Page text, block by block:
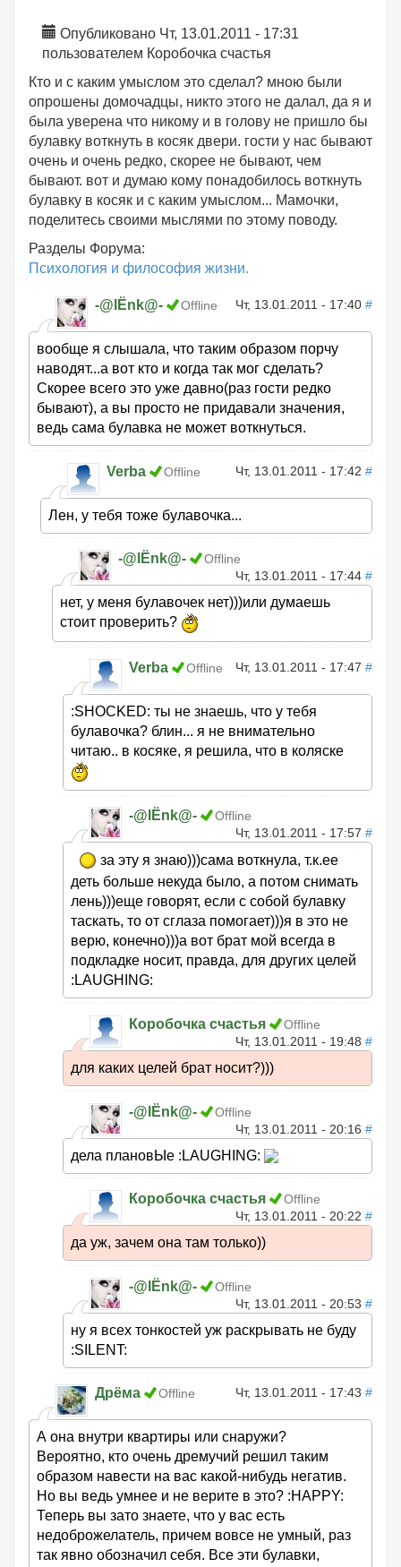
Опубликовано Чт, 13.01.2011 - 17:31
пользователем Коробочка счастья
Кто и с каким умыслом это сделал? мною были
опрошены домочадцы, никто этого не далал, да я и
была уверена что никому и в голову не пришло бы
булавку воткнуть в косяк двери. гости у нас бывают
очень и очень редко, скорее не бывают, чем
бывают. вот и думаю кому понадобилось воткнуть
булавку в косяк и с каким умыслом... Мамочки,
поделитесь своими мыслями по этому поводу.
Разделы Форума:
Психология и философия жизни.
-@lЁnk@- Offline Чт, 13.01.2011 - 17:40 #
вообще я слышала, что таким образом порчу
наводят...а вот кто и когда так мог сделать?
Скорее всего это уже давно(раз гости редко
бывают), а вы просто не придавали значения,
ведь сама булавка не может воткнуться.
Verba Offline Чт, 13.01.2011 - 17:42 #
Лен, у тебя тоже булавочка...
-@lЁnk@-
Offline
Чт, 13.01.2011 - 17:44 #
нет, у меня булавочек нет)))или думаешь
стоит проверить?
Verba Offline Чт, 13.01.2011 - 17:47 #
:SHOCKED: ты не знаешь, что у тебя
булавочка? блин... я не внимательно
читаю.. в косяке, я решила, что в коляске
-@lЁnk@-
Offline
Чт, 13.01.2011 - 17:57 #
за эту я знаю)))сама воткнула, т.к.ее
деть больше некуда было, а потом снимать
лень)))еще говорят, если с собой булавку
таскать, то от сглаза помогает)))я в это не
верю, конечно)))а вот брат мой всегда в
подкладке носит, правда, для других целей
:LAUGHING:
Коробочка счастья
Offline
Чт, 13.01.2011 - 19:48 #
для каких целей брат носит?)))
-@lЁnk@-
Offline
Чт, 13.01.2011 - 20:16 #
дела плановЫе :LAUGHING:
Коробочка счастья
Offline
Чт, 13.01.2011 - 20:22 #
да уж, зачем она там только))
-@lЁnk@-
Offline
Чт, 13.01.2011 - 20:53 #
ну я всех тонкостей уж раскрывать не буду
:SILENT:
Дрёма Offline Чт, 13.01.2011 - 17:43 #
А она внутри квартиры или снаружи?
Вероятно, кто очень дремучий решил таким
образом навести на вас какой-нибудь негатив.
Но вы ведь умнее и не верите в это? :HAPPY:
Теперь вы зато знаете, что у вас есть
недоброжелатель, причем вовсе не умный, раз
так явно обозначил себя. Все эти булавки,